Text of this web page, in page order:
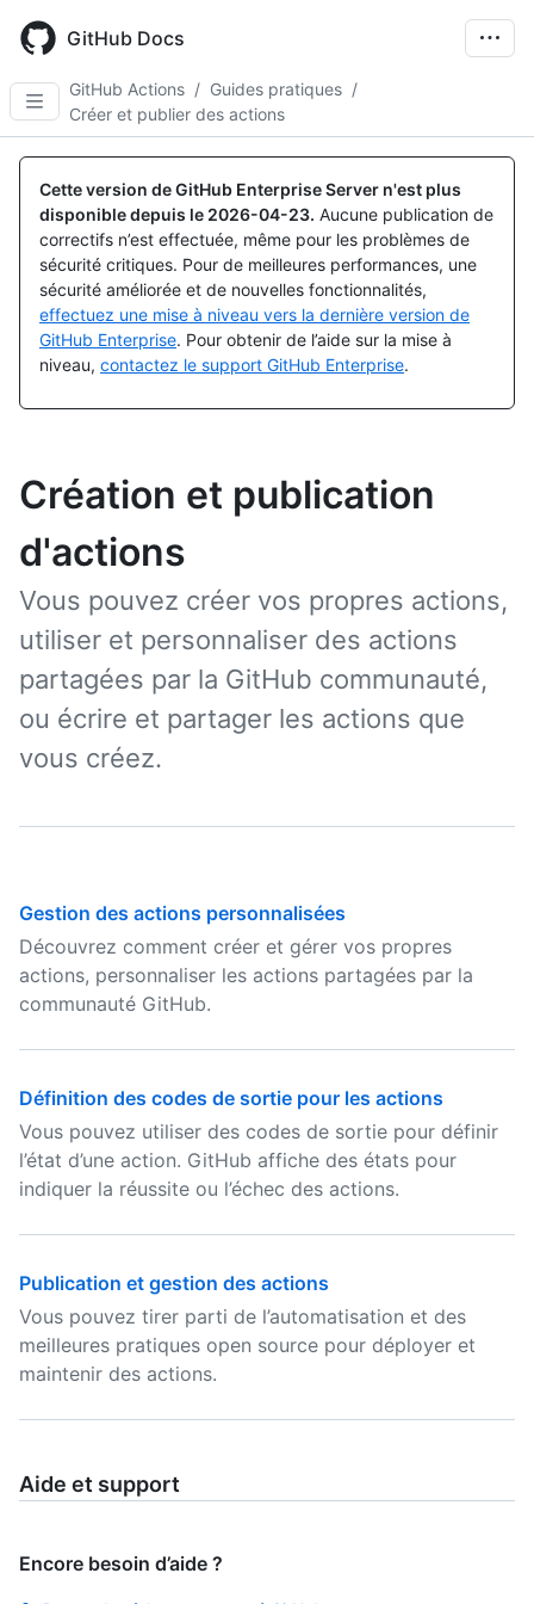
main
content
GitHub Docs
GitHub Actions / Guides pratiques /
Créer et publier des actions
Cette version de GitHub Enterprise Server n'est plus
disponible depuis le 2026-04-23. Aucune publication de
correctifs n’est effectuée, même pour les problèmes de
sécurité critiques. Pour de meilleures performances, une
sécurité améliorée et de nouvelles fonctionnalités,
effectuez une mise à niveau vers la dernière version de
GitHub Enterprise. Pour obtenir de l’aide sur la mise à
niveau, contactez le support GitHub Enterprise.
Création et publication
d'actions
Vous pouvez créer vos propres actions,
utiliser et personnaliser des actions
partagées par la GitHub communauté,
ou écrire et partager les actions que
vous créez.
Gestion des actions personnalisées
Découvrez comment créer et gérer vos propres
actions, personnaliser les actions partagées par la
communauté GitHub.
Définition des codes de sortie pour les actions
Vous pouvez utiliser des codes de sortie pour définir
l’état d’une action. GitHub affiche des états pour
indiquer la réussite ou l’échec des actions.
Publication et gestion des actions
Vous pouvez tirer parti de l’automatisation et des
meilleures pratiques open source pour déployer et
maintenir des actions.
Aide et support
Encore besoin d’aide ?